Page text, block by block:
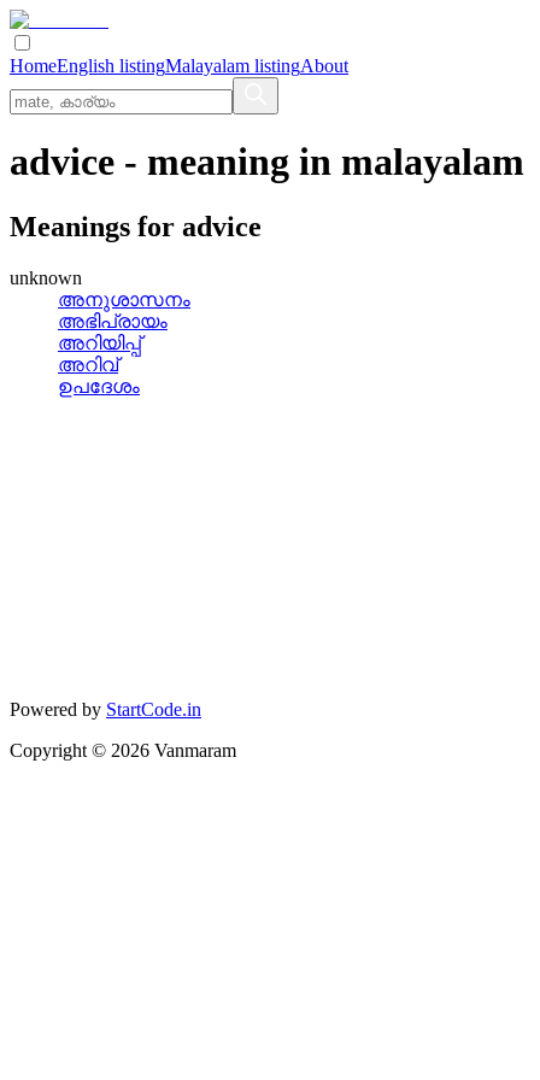
HomeEnglish listingMalayalam listingAbout
advice - meaning in malayalam
Meanings for advice
unknown
അനുശാസനം
അഭിപ്രായം
അറിയിപ്പ്
അറിവ്
ഉപദേശം
Powered by StartCode.in
Copyright © 2026 Vanmaram